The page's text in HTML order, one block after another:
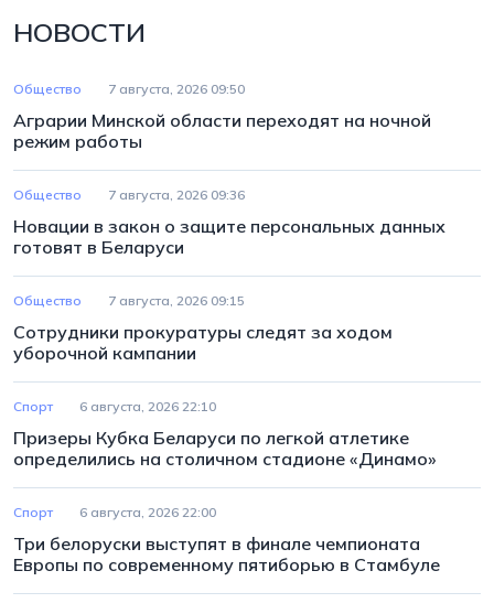
НОВОСТИ
Общество 7 августа, 2026 09:50
Аграрии Минской области переходят на ночной
режим работы
Общество 7 августа, 2026 09:36
Новации в закон о защите персональных данных
готовят в Беларуси
Общество 7 августа, 2026 09:15
Сотрудники прокуратуры следят за ходом
уборочной кампании
Спорт 6 августа, 2026 22:10
Призеры Кубка Беларуси по легкой атлетике
определились на столичном стадионе «Динамо»
Спорт 6 августа, 2026 22:00
Три белоруски выступят в финале чемпионата
Европы по современному пятиборью в Стамбуле